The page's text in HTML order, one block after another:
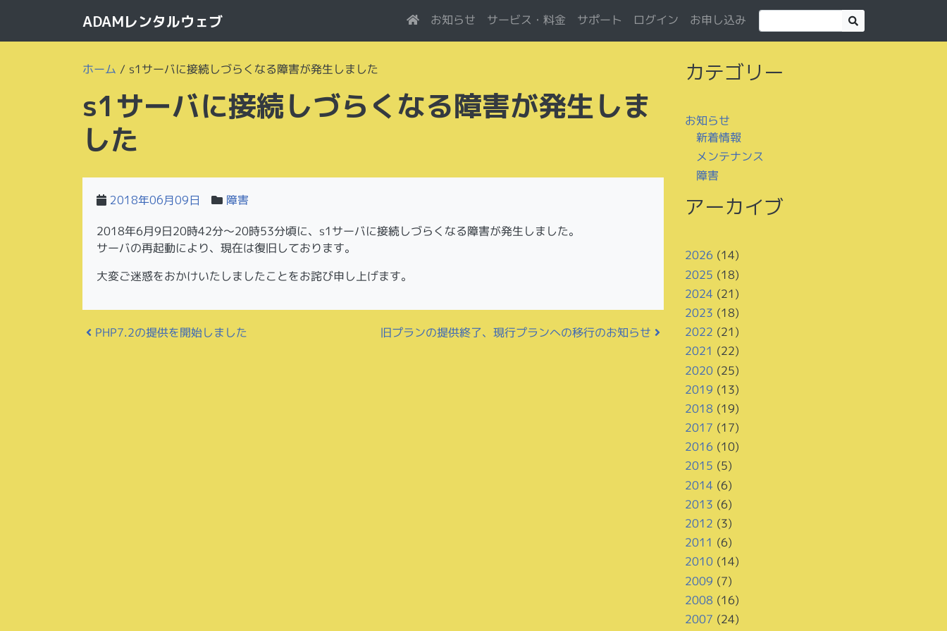
ADAMレンタルウェブ お知らせ サービス・料金 サポート ログイン お申し込み
ホーム / s1サーバに接続しづらくなる障害が発生しました
s1サーバに接続しづらくなる障害が発生しま
した
2018年06月09日 障害
2018年6月9日20時42分〜20時53分頃に、s1サーバに接続しづらくなる障害が発生しました。
サーバの再起動により、現在は復旧しております。
大変ご迷惑をおかけいたしましたことをお詫び申し上げます。
投稿ナビゲーション
PHP7.2の提供を開始しました 旧プランの提供終了、現行プランへの移行のお知らせ
カテゴリー
お知らせ
新着情報
メンテナンス
障害
アーカイブ
2026 (14)
2025 (18)
2024 (21)
2023 (18)
2022 (21)
2021 (22)
2020(25)
2019 (13)
2018 (19)
2017 (17)
2016 (10)
2015 (5)
2014 (6)
2013 (6)
2012 (3)
2011 (6)
2010(14)
2009 (7)
2008 (16)
2007 (24)